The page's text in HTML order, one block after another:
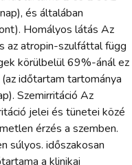
és általában
Homályos látás Az
az atropin-szulfáttal függ
körülbelül 69%-ánál ez
időtartam tartománya
Szemirritáció Az
jelei és tünetei közé
érzés a szemben.
súlyos. időszakosan
a klinikai